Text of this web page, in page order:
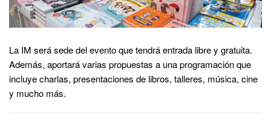
La IM será sede del evento que tendrá entrada libre y gratuita.
Además, aportará varias propuestas a una programación que
incluye charlas, presentaciones de libros, talleres, música, cine
y mucho más.